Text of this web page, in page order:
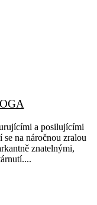
a posilujícími
na náročnou zralou
znatelnými,